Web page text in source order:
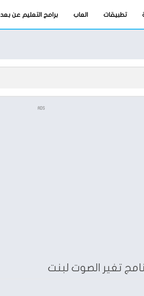
تطبيقات العاب برامج التعليم عن بعد
ADS
تغير الصوت لبنت